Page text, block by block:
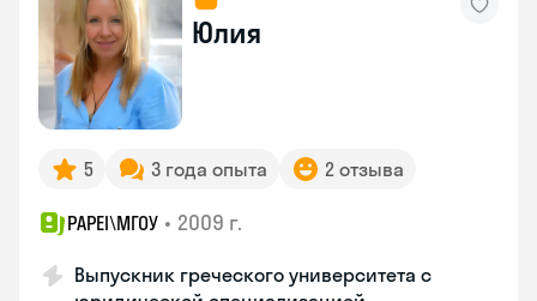
Юлия
5 3 года опыта 2 отзыва
PAPEI\MГОУ • 2009 г.
Выпускник греческого университета с